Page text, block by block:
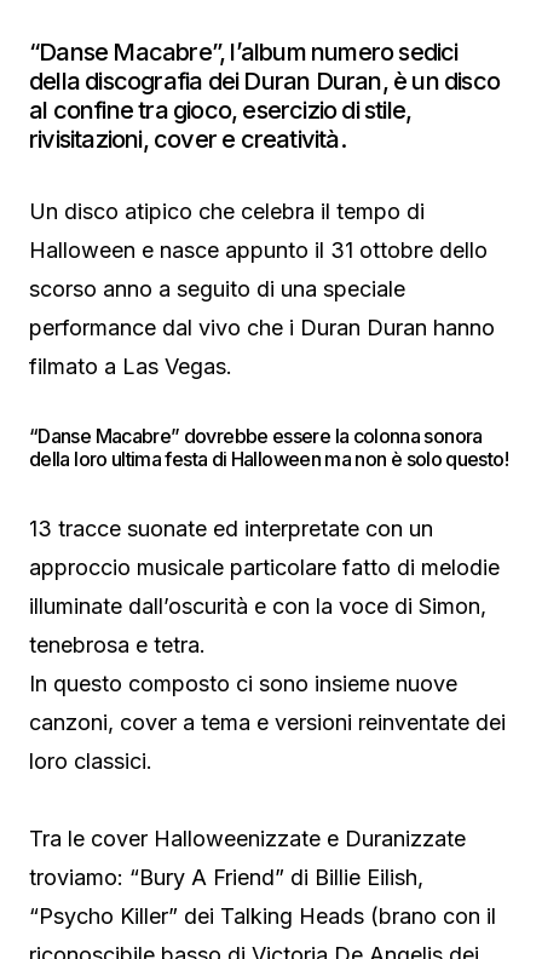
“Danse Macabre”, l’album numero sedici
della discografia dei Duran Duran, è un disco
al confine tra gioco, esercizio di stile,
rivisitazioni, cover e creatività.
Un disco atipico che celebra il tempo di
Halloween e nasce appunto il 31 ottobre dello
scorso anno a seguito di una speciale
performance dal vivo che i Duran Duran hanno
filmato a Las Vegas.
“Danse Macabre” dovrebbe essere la colonna sonora
della loro ultima festa di Halloween ma non è solo questo!
13 tracce suonate ed interpretate con un
approccio musicale particolare fatto di melodie
illuminate dall’oscurità e con la voce di Simon,
tenebrosa e tetra.
In questo composto ci sono insieme nuove
canzoni, cover a tema e versioni reinventate dei
loro classici.
Tra le cover Halloweenizzate e Duranizzate
troviamo: “Bury A Friend” di Billie Eilish,
“Psycho Killer” dei Talking Heads (brano con il